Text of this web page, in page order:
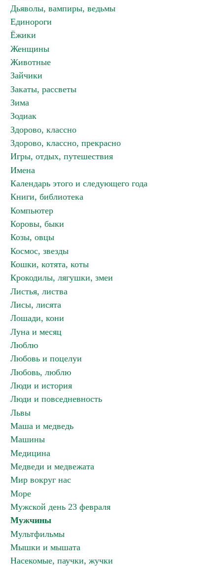
Дьяволы, вампиры, ведьмы
Единороги
Ёжики
Женщины
Животные
Зайчики
Закаты, рассветы
Зима
Зодиак
Здорово, классно
Здорово, классно, прекрасно
Игры, отдых, путешествия
Имена
Календарь этого и следующего года
Книги, библиотека
Компьютер
Коровы, быки
Козы, овцы
Космос, звезды
Кошки, котята, коты
Крокодилы, лягушки, змеи
Листья, листва
Лисы, лисята
Лошади, кони
Луна и месяц
Люблю
Любовь и поцелуи
Любовь, люблю
Люди и история
Люди и повседневность
Львы
Маша и медведь
Машины
Медицина
Медведи и медвежата
Мир вокруг нас
Море
Мужской день 23 февраля
Мужчины
Мультфильмы
Мышки и мышата
Насекомые, паучки, жучки